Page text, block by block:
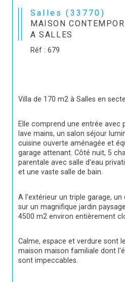
Salles (33770)
MAISON
A SALLES
Réf : 679
Villa de 170 m2 à Salles en
Elle comprend une entrée avec
lave mains, un salon séjour
cuisine ouverte aménagée et
garage attenant. Côté nuit, 5
parentale avec salle d'eau
et une vaste salle de bain.
A l'extérieur un triple garage,
sur un magnifique jardin
4500 m2 environ entièrement
Calme, espace et verdure sont
maison maison familiale dont
sont impeccables.